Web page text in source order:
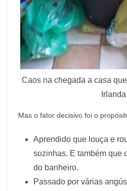
Caos na chegada a casa
Irlanda
Mas o fator decisivo foi o
Aprendido que louça e
sozinhas. E também que
do banheiro.
Passado por várias